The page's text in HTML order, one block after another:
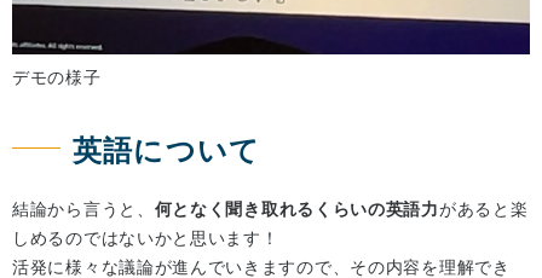
デモの様子
英語について
結論から言うと、 何となく聞き取れるくらいの英語力があると楽
しめるのではないかと思います！
活発に様々な議論が進んでいきますので、その内容を理解でき